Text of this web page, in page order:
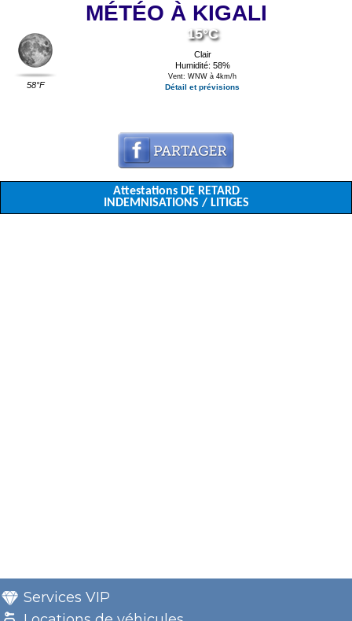
MÉTÉO À KIGALI
58°F
15°C
Clair
Humidité: 58%
Vent: WNW à 4km/h
Détail et prévisions
Attestations DE RETARD
INDEMNISATIONS / LITIGES
Services VIP